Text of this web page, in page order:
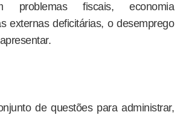
problemas fiscais, economia
externas deficitárias, o desemprego
de questões para administrar,